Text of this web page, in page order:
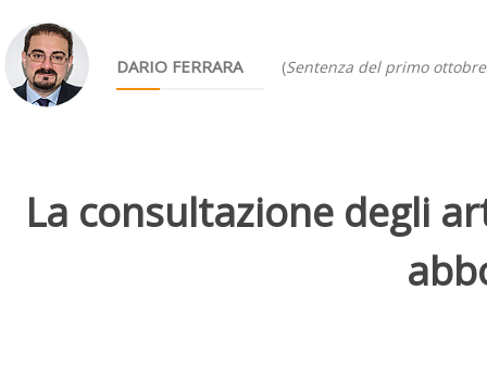
DARIO FERRARA (Sentenza del primo ottobre
La consultazione degli